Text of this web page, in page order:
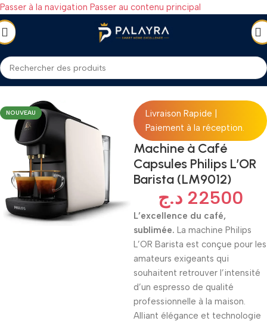
Passer à la navigation Passer au contenu principal
/Petit électroménager/Machine à café (Cafetières)
NOUVEAU
Livraison Rapide |
Paiement à la réception.
Machine à Café
Capsules Philips L’OR
Barista (LM9012)
22500 د.ج
L’excellence du café,
sublimée. La machine Philips
L’OR Barista est conçue pour les
amateurs exigeants qui
souhaitent retrouver l’intensité
d’un espresso de qualité
professionnelle à la maison.
Alliant élégance et technologie